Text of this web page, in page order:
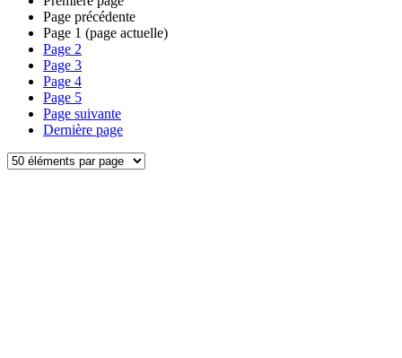
Page précédente
Page 1 (page actuelle)
Page 2
Page 3
Page 4
Page 5
Page suivante
Dernière page